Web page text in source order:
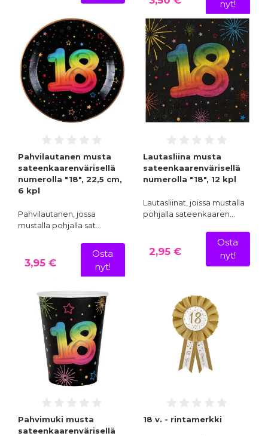
nyt!
Pahvilautanen musta
sateenkaarenvärisellä
numerolla "18", 22,5 cm,
6 kpl
Pahvilautanen, jossa
mustalla pohjalla sat…
3,95 €
Osta
nyt!
Lautasliina musta
sateenkaarenvärisellä
numerolla "18", 12 kpl
Lautasliinat, joissa mustalla
pohjalla sateenkaaren…
2,95 €
Osta
nyt!
Pahvimuki musta
sateenkaarenvärisellä
18 v. - rintamerkki